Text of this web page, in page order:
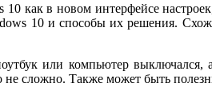
как в новом интерфейсе
10 и способы их решения.
или компьютер выключался,
не сложно. Также может быть